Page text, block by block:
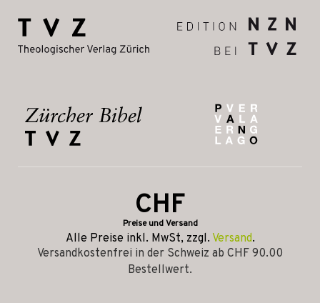
CHF
Preise und Versand
Alle Preise inkl. MwSt, zzgl. Versand.
Versandkostenfrei in der Schweiz ab CHF 90.00
Bestellwert.